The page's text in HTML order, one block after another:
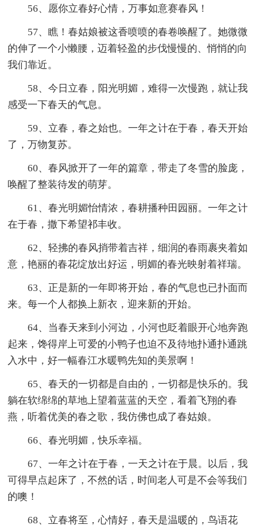
56、愿你立春好心情，万事如意赛春风！
57、瞧！春姑娘被这香喷喷的春卷唤醒了。她微微
的伸了一个小懒腰，迈着轻盈的步伐慢慢的、悄悄的向
我们靠近。
58、今日立春，阳光明媚，难得一次慢跑，就让我
感受一下春天的气息。
59、立春，春之始也。一年之计在于春，春天开始
了，万物复苏。
60、春风掀开了一年的篇章，带走了冬雪的脸庞，
唤醒了整装待发的萌芽。
61、春光明媚怡情浓，春耕播种田园丽。一年之计
在于春，撒下希望祁丰收。
62、轻拂的春风捎带着吉祥，细润的春雨裹夹着如
意，艳丽的春花绽放出好运，明媚的春光映射着祥瑞。
63、正是新的一年即将开始，春的气息也已扑面而
来。每一个人都换上新衣，迎来新的开始。
64、当春天来到小河边，小河也眨着眼开心地奔跑
起来，馋得岸上可爱的小鸭子也迫不及待地扑通扑通跳
入水中，好一幅春江水暖鸭先知的美景啊！
65、春天的一切都是自由的，一切都是快乐的。我
躺在软绵绵的草地上望着蓝蓝的天空，看着飞翔的春
燕，听着优美的春之歌，我仿佛也成了春姑娘。
66、春光明媚，快乐幸福。
67、一年之计在于春，一天之计在于晨。以后，我
可得早点起床了，不然的话，时间老人可是不会等我们
的噢！
68、立春将至，心情好，春天是温暖的，鸟语花